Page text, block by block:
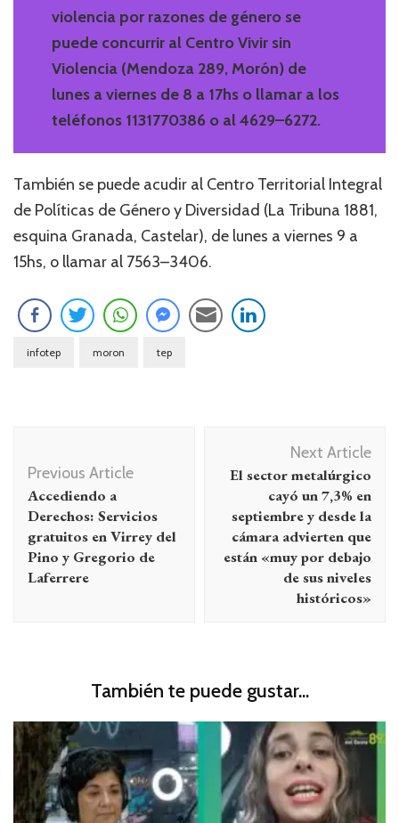
violencia por razones de género se
puede concurrir al Centro Vivir sin
Violencia (Mendoza 289, Morón) de
lunes a viernes de 8 a 17hs o llamar a los
teléfonos 1131770386 o al 4629–6272.
También se puede acudir al Centro Territorial Integral
de Políticas de Género y Diversidad (La Tribuna 1881,
esquina Granada, Castelar), de lunes a viernes 9 a
15hs, o llamar al 7563–3406.
infotep moron tep
de
entradas
Previous Article
Accediendo a
Derechos: Servicios
gratuitos en Virrey del
Pino y Gregorio de
Laferrere
Next Article
El sector metalúrgico
cayó un 7,3% en
septiembre y desde la
cámara advierten que
están «muy por debajo
de sus niveles
históricos»
También te puede gustar...